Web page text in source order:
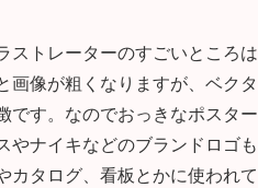
ストレーターのすごいところは
画像が粗くなりますが、ベクタ
です。なのでおっきなポスター
やナイキなどのブランドロゴも
カタログ、看板とかに使われて